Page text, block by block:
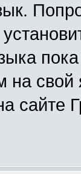
на
сайте